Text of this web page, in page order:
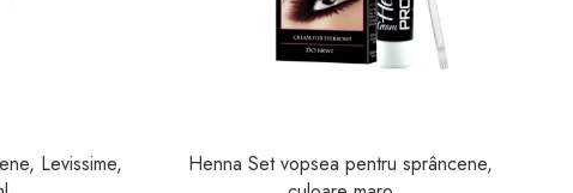
Levissime,
Henna Set vopsea pentru sprâncene,